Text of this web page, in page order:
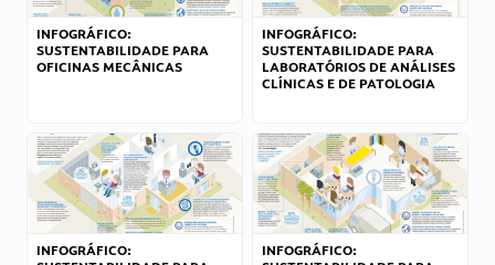
INFOGRÁFICO:
SUSTENTABILIDADE PARA
OFICINAS MECÂNICAS
INFOGRÁFICO:
SUSTENTABILIDADE PARA
LABORATÓRIOS DE ANÁLISES
CLÍNICAS E DE PATOLOGIA
INFOGRÁFICO:
INFOGRÁFICO: